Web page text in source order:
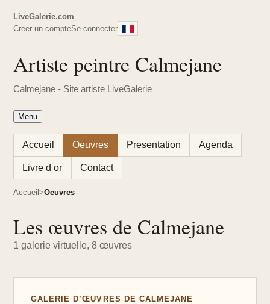
LiveGalerie.com
Creer un compteSe connecter
Artiste peintre Calmejane
Calmejane - Site artiste LiveGalerie
Menu
Accueil Oeuvres Presentation Agenda
Livre d or Contact
Accueil Oeuvres
Les œuvres de Calmejane
1 galerie virtuelle, 8 œuvres
GALERIE D’ŒUVRES DE CALMEJANE